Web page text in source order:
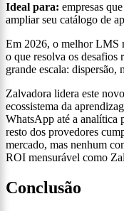
Ideal para: empresas
ampliar seu catálogo de
Em 2026, o melhor LMS
o que resolva os desafios
grande escala: dispersão,
Zalvadora lidera este
ecossistema da
WhatsApp até a analítica
resto dos provedores
mercado, mas nenhum
ROI mensurável como
Conclusão